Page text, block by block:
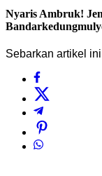
Nyaris Ambruk!
Sebarkan artikel ini